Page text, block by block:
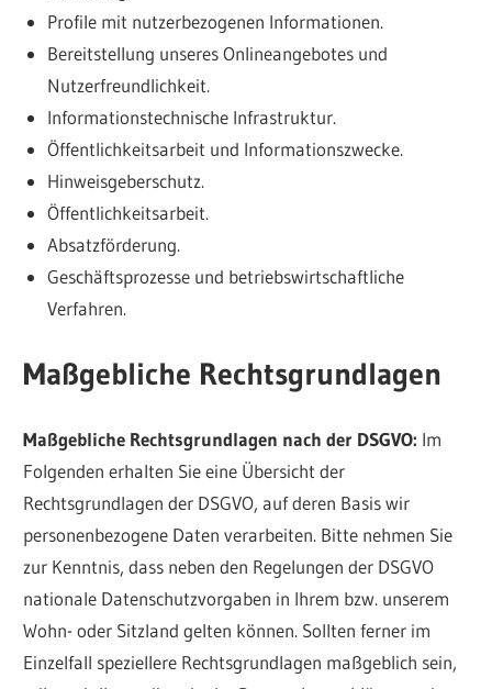
Profile mit nutzerbezogenen Informationen.
Bereitstellung unseres Onlineangebotes und
Nutzerfreundlichkeit.
Informationstechnische Infrastruktur.
Öffentlichkeitsarbeit und Informationszwecke.
Hinweisgeberschutz.
Öffentlichkeitsarbeit.
Absatzförderung.
Geschäftsprozesse und betriebswirtschaftliche
Verfahren.
Maßgebliche Rechtsgrundlagen
Maßgebliche Rechtsgrundlagen nach der DSGVO: Im
Folgenden erhalten Sie eine Übersicht der
Rechtsgrundlagen der DSGVO, auf deren Basis wir
personenbezogene Daten verarbeiten. Bitte nehmen Sie
zur Kenntnis, dass neben den Regelungen der DSGVO
nationale Datenschutzvorgaben in Ihrem bzw. unserem
Wohn- oder Sitzland gelten können. Sollten ferner im
Einzelfall speziellere Rechtsgrundlagen maßgeblich sein,